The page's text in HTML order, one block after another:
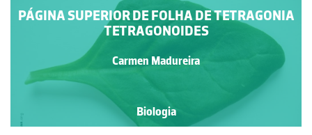
PÁGINA SUPERIOR DE FOLHA DE TETRAGONIA
TETRAGONOIDES
Carmen Madureira
Biologia